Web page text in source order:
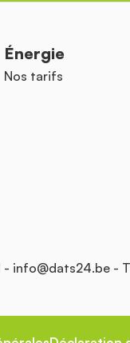
Énergie
Nos tarifs
- info@dats24.be-